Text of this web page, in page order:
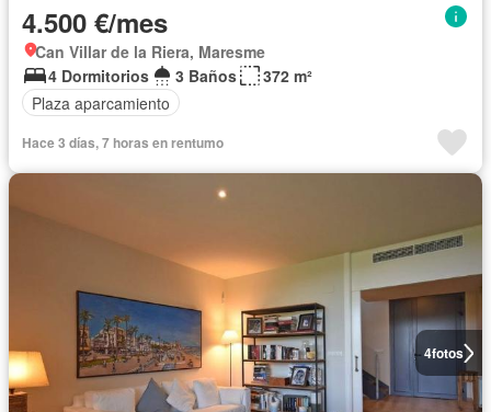
4.500 €/mes
Can Villar de la Riera, Maresme
4 Dormitorios
3 Baños
372 m²
Plaza aparcamiento
Hace 3 días, 7 horas en rentumo
4fotos